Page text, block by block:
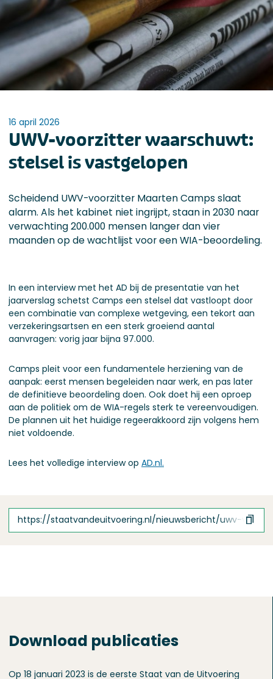
16 april 2026
UWV-voorzitter waarschuwt:
stelsel is vastgelopen
Scheidend UWV-voorzitter Maarten Camps slaat
alarm. Als het kabinet niet ingrijpt, staan in 2030 naar
verwachting 200.000 mensen langer dan vier
maanden op de wachtlijst voor een WIA-beoordeling.
In een interview met het AD bij de presentatie van het
jaarverslag schetst Camps een stelsel dat vastloopt door
een combinatie van complexe wetgeving, een tekort aan
verzekeringsartsen en een sterk groeiend aantal
aanvragen: vorig jaar bijna 97.000.
Camps pleit voor een fundamentele herziening van de
aanpak: eerst mensen begeleiden naar werk, en pas later
de definitieve beoordeling doen. Ook doet hij een oproep
aan de politiek om de WIA-regels sterk te vereenvoudigen.
De plannen uit het huidige regeerakkoord zijn volgens hem
niet voldoende.
Lees het volledige interview op AD.nl.
https://staatvandeuitvoering.nl/nieuwsbericht/uwv-
Download publicaties
Op 18 januari 2023 is de eerste Staat van de Uitvoering